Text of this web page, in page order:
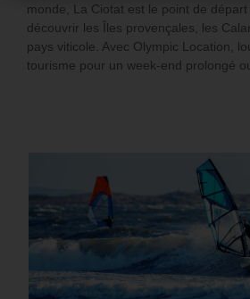
monde, La Ciotat est le point de
découvrir les Îles provençales, les
pays viticole. Avec Olympic Location,
tourisme pour un week-end prolongé